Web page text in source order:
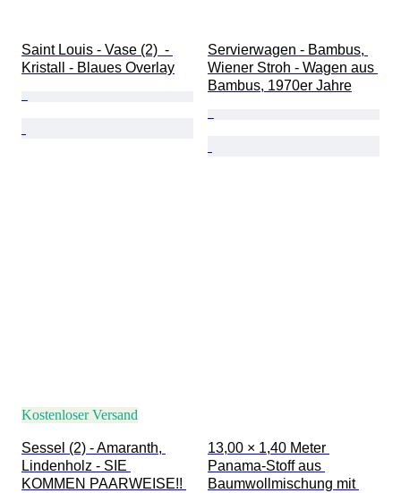
Saint Louis - Vase (2)  -
Kristall - Blaues Overlay
Servierwagen - Bambus,
Wiener Stroh - Wagen aus
Bambus, 1970er Jahre
Kostenloser Versand
Sessel (2) - Amaranth,
Lindenholz - SIE
KOMMEN PAARWEISE!!
13,00 × 1,40 Meter
Panama-Stoff aus
Baumwollmischung mit